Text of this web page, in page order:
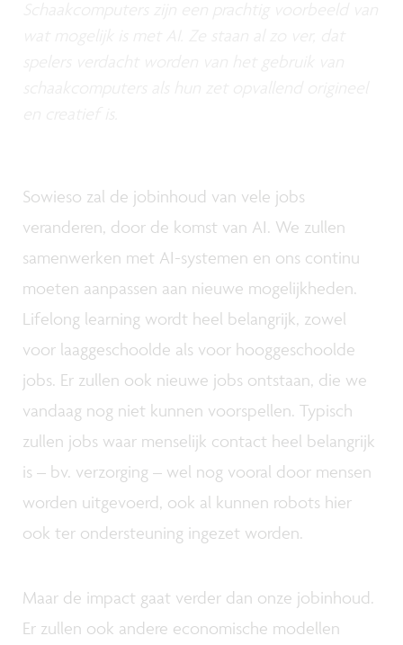
Sowieso zal de jobinhoud van vele jobs
veranderen, door de komst van AI. We zullen
samenwerken met AI-systemen en ons continu
moeten aanpassen aan nieuwe mogelijkheden.
Lifelong learning wordt heel belangrijk, zowel
voor laaggeschoolde als voor hooggeschoolde
jobs. Er zullen ook nieuwe jobs ontstaan, die we
vandaag nog niet kunnen voorspellen. Typisch
zullen jobs waar menselijk contact heel belangrijk
is – bv. verzorging – wel nog vooral door mensen
worden uitgevoerd, ook al kunnen robots hier
ook ter ondersteuning ingezet worden.
Maar de impact gaat verder dan onze jobinhoud.
Er zullen ook andere economische modellen